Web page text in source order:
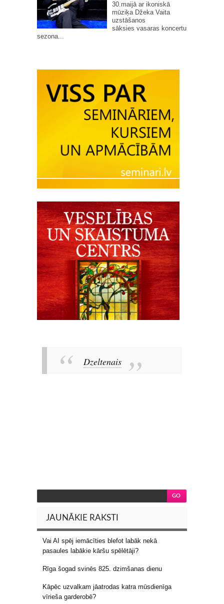
30.maijā ar ikoniskā
mūziķa Džeka Vaita
uzstāšanos
sāksies vasaras koncertu
sezona...
Dzeltenais
JAUNĀKIE RAKSTI
Vai AI spēj iemācīties blefot labāk nekā
pasaules labākie kāršu spēlētāji?
Rīga šogad svinēs 825. dzimšanas dienu
Kāpēc uzvalkam jāatrodas katra mūsdienīga
vīrieša garderobē?